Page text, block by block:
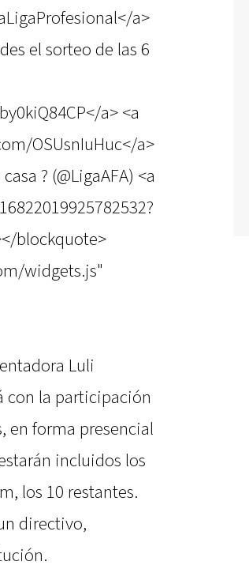
a>
el sorteo de las 6
a> <a
OSUsnIuHuc</a>
? (@LigaAFA) <a
blockquote>
widgets.js"
Luli
con la participación
en forma presencial
incluidos los
los 10 restantes.
directivo,